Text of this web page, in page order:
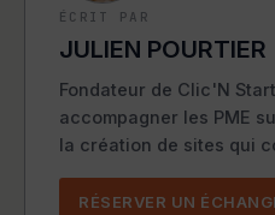
ÉCRIT PAR
JULIEN POURTIER
Fondateur de Clic'N
accompagner les PME
la création de sites qui
RÉSERVER UN